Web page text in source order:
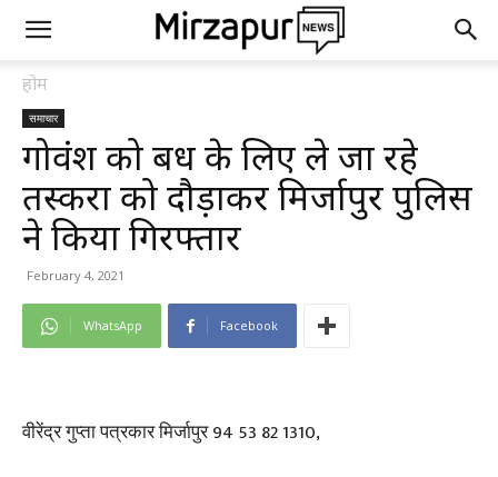
होम
समाचार
गोवंश को बध के लिए ले जा रहे
तस्करों को दौड़ाकर मिर्जापुर पुलिस
ने किया गिरफ्तार
February 4, 2021
WhatsApp Facebook
वीरेंद्र गुप्ता पत्रकार मिर्जापुर 94 53 82 1310,